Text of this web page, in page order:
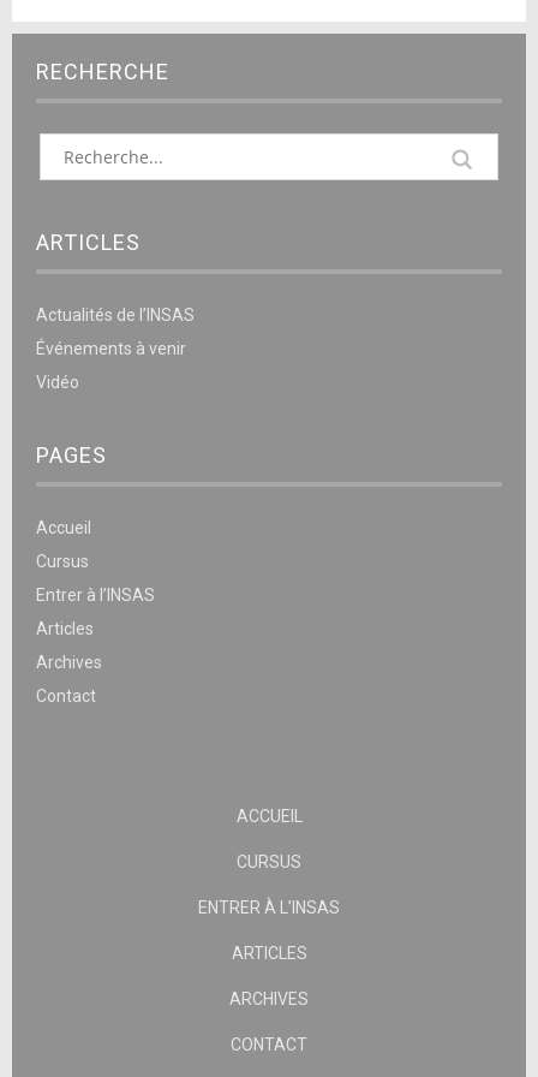
RECHERCHE
ARTICLES
Actualités de l’INSAS
Événements à venir
Vidéo
PAGES
Accueil
Cursus
Entrer à l’INSAS
Articles
Archives
Contact
ACCUEIL
CURSUS
ENTRER À L’INSAS
ARTICLES
ARCHIVES
CONTACT